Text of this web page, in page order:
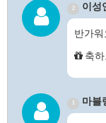
2 이성
반가워
축
마블